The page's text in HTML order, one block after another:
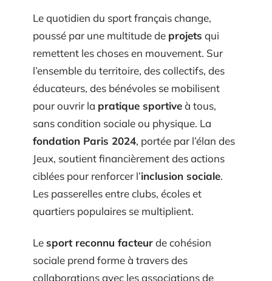
Le quotidien du sport français change,
poussé par une multitude de projets qui
remettent les choses en mouvement. Sur
l’ensemble du territoire, des collectifs, des
éducateurs, des bénévoles se mobilisent
pour ouvrir la pratique sportiveà tous,
sans condition sociale ou physique. La
fondation Paris 2024, portée par l’élan des
Jeux, soutient financièrement des actions
ciblées pour renforcer l’inclusion sociale.
Les passerelles entre clubs, écoles et
quartiers populaires se multiplient.
Lesport reconnu facteurde cohésion
sociale prend forme à travers des
collaborations avec les associations de